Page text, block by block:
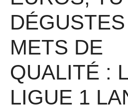
METS DE
QUALITÉ :
LIGUE 1